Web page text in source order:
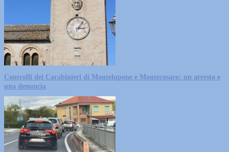
Controlli dei Carabinieri di Montelupone e Montecosaro: un arresto e
una denuncia